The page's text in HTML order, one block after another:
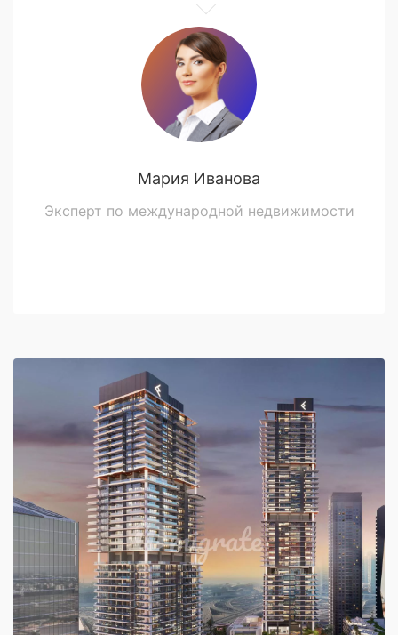
Мария Иванова
Эксперт по международной недвижимости